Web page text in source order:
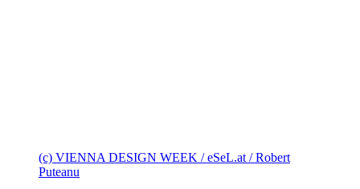
(c) VIENNA DESIGN WEEK / eSeL.at / Robert
Puteanu